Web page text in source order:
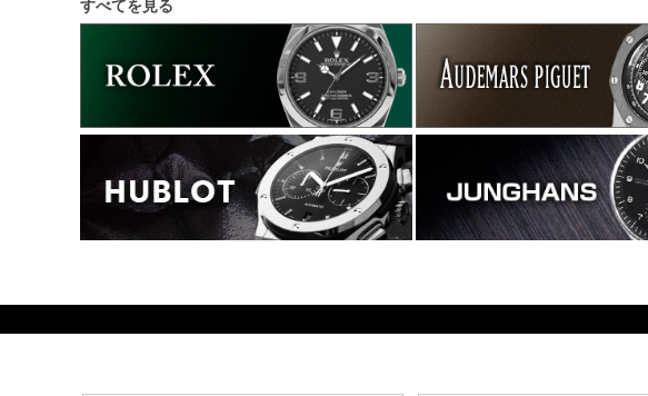
すべてを見る